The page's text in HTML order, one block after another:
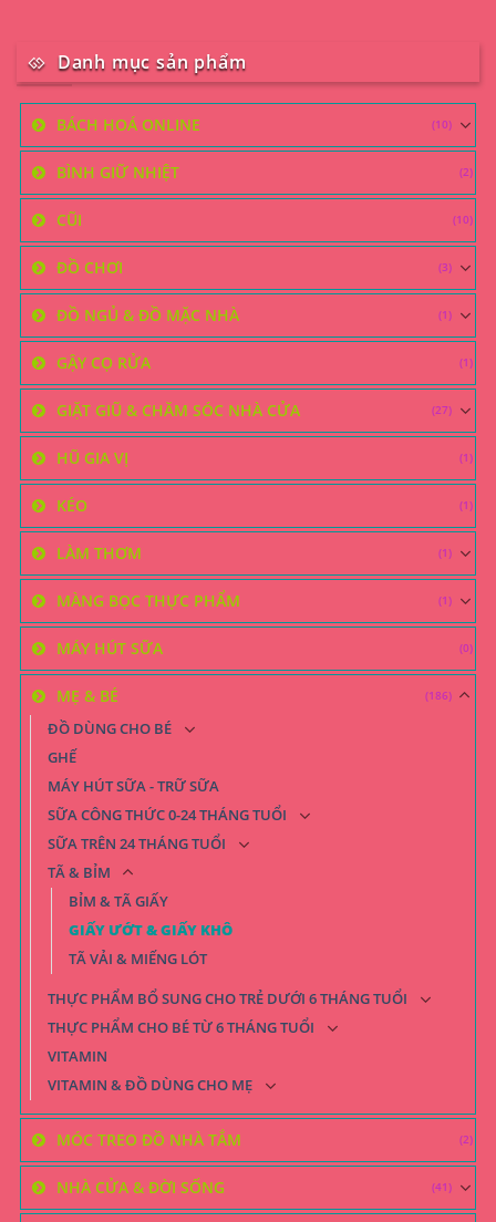
Danh mục sản phẩm
BÁCH HOÁ ONLINE (10)
BÌNH GIỮ NHIỆT (2)
CŨI (10)
ĐỒ CHƠI (3)
ĐỒ NGỦ & ĐỒ MẶC NHÀ (1)
GẬY CỌ RỬA (1)
GIẶT GIŨ & CHĂM SÓC NHÀ CỬA (27)
HŨ GIA VỊ (1)
KÉO (1)
LÀM THƠM (1)
MÀNG BỌC THỰC PHẨM (1)
MÁY HÚT SỮA (0)
MẸ & BÉ (186)
ĐỒ DÙNG CHO BÉ
GHẾ
MÁY HÚT SỮA - TRỮ SỮA
SỮA CÔNG THỨC 0-24 THÁNG TUỔI
SỮA TRÊN 24 THÁNG TUỔI
TÃ & BỈM
BỈM & TÃ GIẤY
GIẤY ƯỚT & GIẤY KHÔ
TÃ VẢI & MIẾNG LÓT
THỰC PHẨM BỔ SUNG CHO TRẺ DƯỚI 6 THÁNG TUỔI
THỰC PHẨM CHO BÉ TỪ 6 THÁNG TUỔI
VITAMIN
VITAMIN & ĐỒ DÙNG CHO MẸ
MÓC TREO ĐỒ NHÀ TẮM (2)
NHÀ CỬA & ĐỜI SỐNG (41)